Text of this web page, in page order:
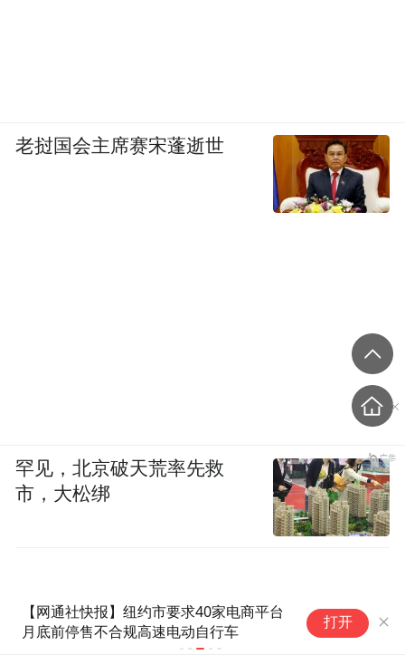
四川达州“00后”烈士谯禾林，被
追授为“中国武警忠诚卫士”
打开
老挝国会主席赛宋蓬逝世
罕见，北京破天荒率先救
市，大松绑